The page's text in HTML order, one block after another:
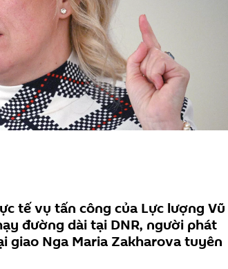
tế vụ tấn công của Lực lượng Vũ
đường dài tại DNR, người phát
giao Nga Maria Zakharova tuyên